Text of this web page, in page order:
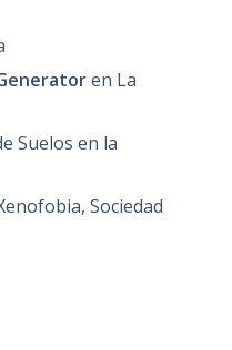
en La
Suelos en la
Sociedad